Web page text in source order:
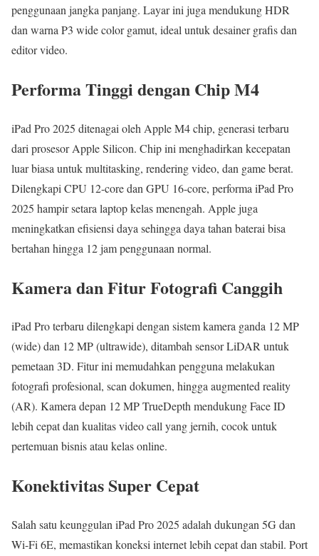
penggunaan jangka panjang. Layar ini juga mendukung HDR
dan warna P3 wide color gamut, ideal untuk desainer grafis dan
editor video.
Performa Tinggi dengan Chip M4
iPad Pro 2025 ditenagai oleh Apple M4 chip, generasi terbaru
dari prosesor Apple Silicon. Chip ini menghadirkan kecepatan
luar biasa untuk multitasking, rendering video, dan game berat.
Dilengkapi CPU 12-core dan GPU 16-core, performa iPad Pro
2025 hampir setara laptop kelas menengah. Apple juga
meningkatkan efisiensi daya sehingga daya tahan baterai bisa
bertahan hingga 12 jam penggunaan normal.
Kamera dan Fitur Fotografi Canggih
iPad Pro terbaru dilengkapi dengan sistem kamera ganda 12 MP
(wide) dan 12 MP (ultrawide), ditambah sensor LiDAR untuk
pemetaan 3D. Fitur ini memudahkan pengguna melakukan
fotografi profesional, scan dokumen, hingga augmented reality
(AR). Kamera depan 12 MP TrueDepth mendukung Face ID
lebih cepat dan kualitas video call yang jernih, cocok untuk
pertemuan bisnis atau kelas online.
Konektivitas Super Cepat
Salah satu keunggulan iPad Pro 2025 adalah dukungan 5G dan
Wi-Fi 6E, memastikan koneksi internet lebih cepat dan stabil. Port